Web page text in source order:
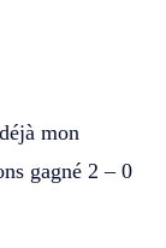
mon
gagné 2 – 0